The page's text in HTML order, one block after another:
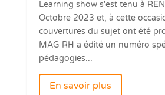
Learning show s'est tenu à
Octobre 2023 et, à cette
couvertures du sujet ont été
MAG RH a édité un numéro
pédagogies...
En savoir plus